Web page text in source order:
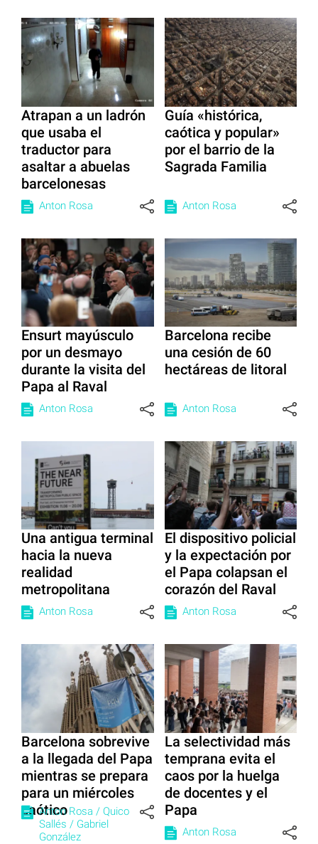
Atrapan a un ladrón
que usaba el
traductor para
asaltar a abuelas
barcelonesas
Anton Rosa
Guía «histórica,
caótica y popular»
por el barrio de la
Sagrada Familia
Anton Rosa
Ensurt mayúsculo
por un desmayo
durante la visita del
Papa al Raval
Anton Rosa
Barcelona recibe
una cesión de 60
hectáreas de litoral
Anton Rosa
Una antigua terminal
hacia la nueva
realidad
metropolitana
Anton Rosa
El dispositivo policial
y la expectación por
el Papa colapsan el
corazón del Raval
Anton Rosa
Barcelona sobrevive
a la llegada del Papa
mientras se prepara
para un miércoles
caótico
Anton Rosa / Quico
Sallés / Gabriel
González
La selectividad más
temprana evita el
caos por la huelga
de docentes y el
Papa
Anton Rosa